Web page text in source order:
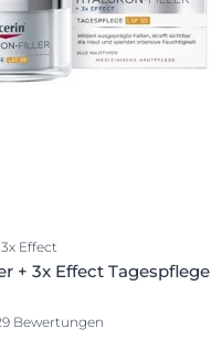
Effect
+ 3x Effect Tagespflege
Bewertungen